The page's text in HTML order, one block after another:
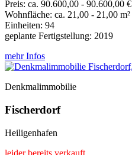
Preis: ca. 90.600,00 - 90.600,00 €
Wohnfläche: ca. 21,00 - 21,00 m²
Einheiten: 94
geplante Fertigstellung: 2019
mehr Infos
Denkmalimmobilie
Fischerdorf
Heiligenhafen
leider bereits verkauft